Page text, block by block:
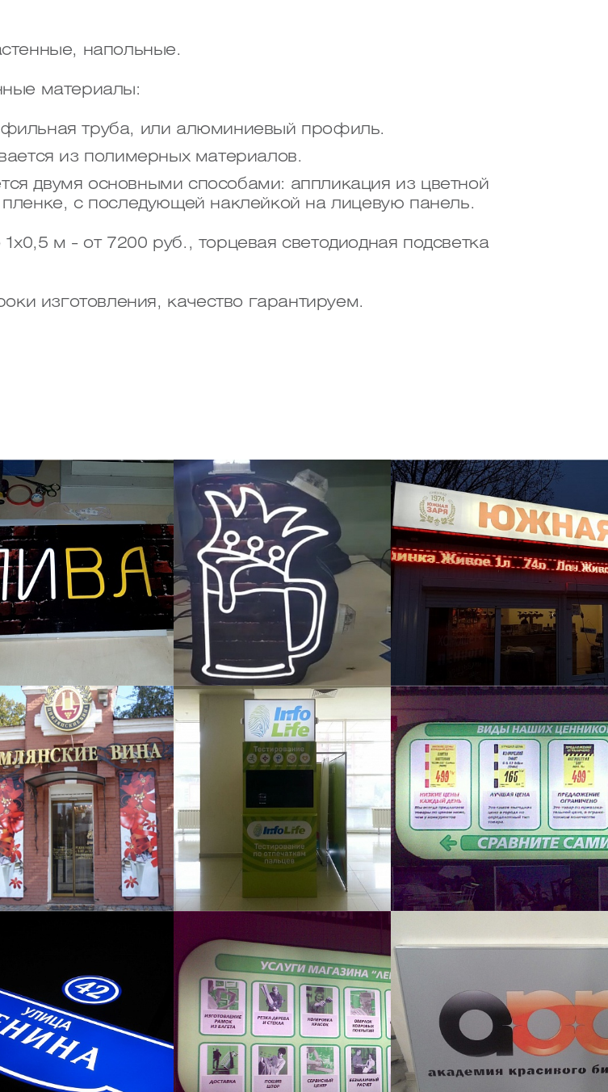
напольные.
материалы:
труба, или алюминиевый профиль.
из полимерных материалов.
двумя основными способами: аппликация из цветной
с последующей наклейкой на лицевую панель.
м - от 7200 руб., торцевая светодиодная подсветка
изготовления, качество гарантируем.